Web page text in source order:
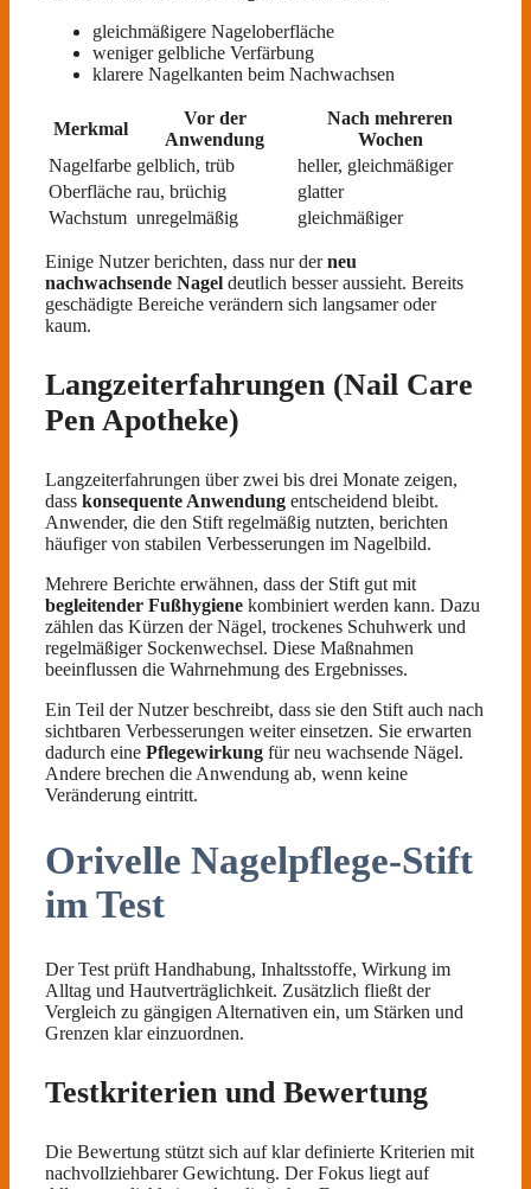
gleichmäßigere Nageloberfläche
weniger gelbliche Verfärbung
klarere Nagelkanten beim Nachwachsen
Merkmal
Vor der
Anwendung
Nach mehreren
Wochen
Nagelfarbe gelblich, trüb
heller, gleichmäßiger
Oberfläche rau, brüchig
glatter
Wachstum unregelmäßig gleichmäßiger
Einige Nutzer berichten, dass nur derneu
nachwachsende Nagel deutlich besser aussieht. Bereits
geschädigte Bereiche verändern sich langsamer oder
kaum.
Langzeiterfahrungen (Nail Care
Pen Apotheke)
Langzeiterfahrungen über zwei bis drei Monate zeigen,
dass konsequente Anwendung entscheidend bleibt.
Anwender, die den Stift regelmäßig nutzten, berichten
häufiger von stabilen Verbesserungen im Nagelbild.
Mehrere Berichte erwähnen, dass der Stift gut mit
begleitender Fußhygiene kombiniert werden kann. Dazu
zählen das Kürzen der Nägel, trockenes Schuhwerk und
regelmäßiger Sockenwechsel. Diese Maßnahmen
beeinflussen die Wahrnehmung des Ergebnisses.
Ein Teil der Nutzer beschreibt, dass sie den Stift auch nach
sichtbaren Verbesserungen weiter einsetzen. Sie erwarten
dadurch eine Pflegewirkung für neu wachsende Nägel.
Andere brechen die Anwendung ab, wenn keine
Veränderung eintritt.
Orivelle Nagelpflege-Stift
im Test
Der Test prüft Handhabung, Inhaltsstoffe, Wirkung im
Alltag und Hautverträglichkeit. Zusätzlich fließt der
Vergleich zu gängigen Alternativen ein, um Stärken und
Grenzen klar einzuordnen.
Testkriterien und Bewertung
Die Bewertung stützt sich auf klar definierte Kriterien mit
nachvollziehbarer Gewichtung. Der Fokus liegt auf